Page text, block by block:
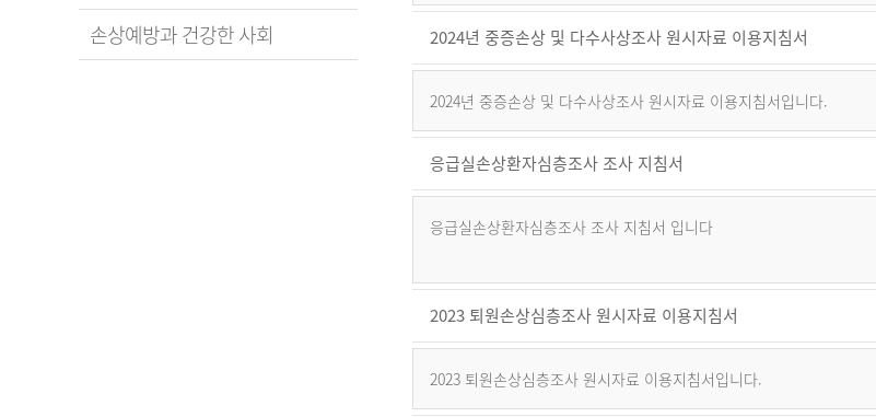
손상예방과 건강한 사회
2024년 중증손상 및 다수사상조사 원시자료 이용지침서
2024년 중증손상 및 다수사상조사 원시자료 이용지침서입니다.
응급실손상환자심층조사 조사 지침서
응급실손상환자심층조사 조사 지침서 입니다
2023 퇴원손상심층조사 원시자료 이용지침서
2023 퇴원손상심층조사 원시자료 이용지침서입니다.